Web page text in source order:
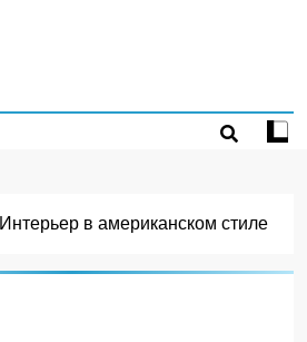
Интерьер в американском стиле